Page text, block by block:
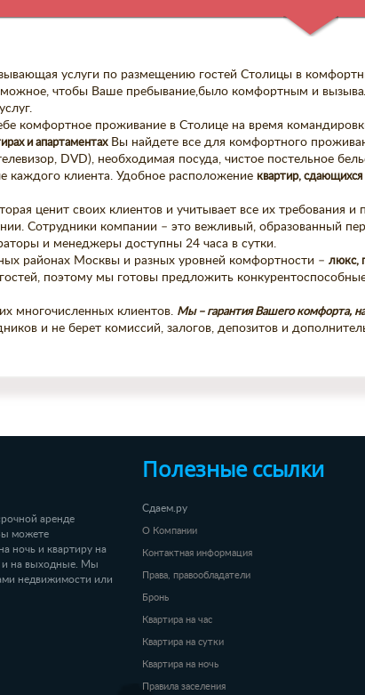
услуги по размещению гостей Столицы в
чтобы Ваше пребывание,было комфортным и
комфортное проживание в Столице на время
и апартаментахВы найдете все для комфортного
DVD), необходимая посуда, чистое постельное
каждого клиента. Удобное расположение квартир, сдающихся
ценит своих клиентов и учитывает все их
Сотрудники компании – это вежливый, образованный
и менеджеры доступны 24 часа в сутки.
районах Москвы и разных уровней комфортности – люкс,
поэтому мы готовы предложить
многочисленных клиентов. Мы – гарантия Вашего комфорта,
и не берет комиссий, залогов, депозитов и
аренде
можете
ночь и квартиру на
и на выходные. Мы
недвижимости или
Полезные ссылки
Сдаем.ру
О Компании
Контактная информация
Права, правообладатели
Бронь
Квартира на час
Квартира на сутки
Квартира на ночь
Правила заселения